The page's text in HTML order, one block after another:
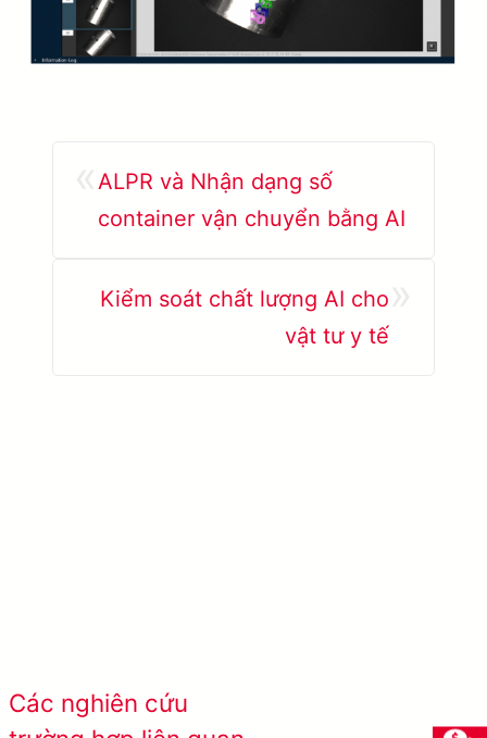
ALPR và Nhận dạng số
container vận chuyển bằng AI
Kiểm soát chất lượng AI cho
vật tư y tế
Các nghiên cứu